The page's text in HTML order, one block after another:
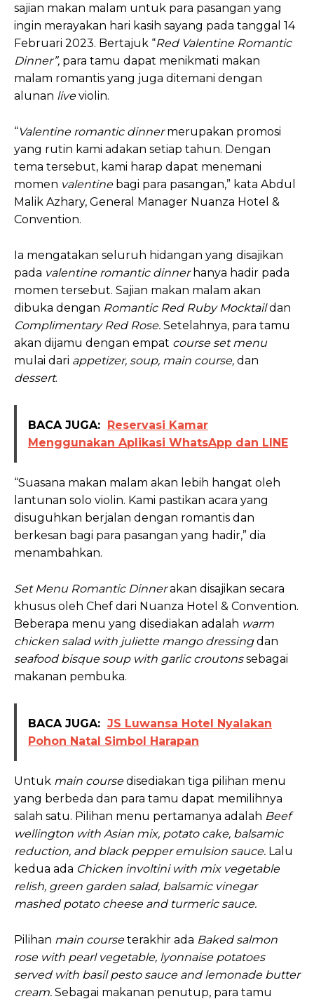
sajian makan malam untuk para pasangan yang
ingin merayakan hari kasih sayang pada tanggal 14
Februari 2023. Bertajuk “Red Valentine Romantic
Dinner”, para tamu dapat menikmati makan
malam romantis yang juga ditemani dengan
alunan liveviolin.
“Valentine romantic dinnermerupakan promosi
yang rutin kami adakan setiap tahun. Dengan
tema tersebut, kami harap dapat menemani
momen valentinebagi para pasangan,” kata Abdul
Malik Azhary, General Manager Nuanza Hotel &
Convention.
Ia mengatakan seluruh hidangan yang disajikan
pada valentine romantic dinner hanya hadir pada
momen tersebut. Sajian makan malam akan
dibuka dengan Romantic Red Ruby Mocktaildan
Complimentary Red Rose. Setelahnya, para tamu
akan dijamu dengan empat course set menu
mulai dari appetizer, soup, main course, dan
dessert.
BACA JUGA:
Reservasi Kamar
Menggunakan Aplikasi WhatsApp dan LINE
“Suasana makan malam akan lebih hangat oleh
lantunan solo violin. Kami pastikan acara yang
disuguhkan berjalan dengan romantis dan
berkesan bagi para pasangan yang hadir,” dia
menambahkan.
Set Menu Romantic Dinnerakan disajikan secara
khusus oleh Chef dari Nuanza Hotel & Convention.
Beberapa menu yang disediakan adalah warm
chicken salad with juliette mango dressingdan
seafood bisque soup with garlic croutonssebagai
makanan pembuka.
BACA JUGA: JS Luwansa Hotel Nyalakan
Pohon Natal Simbol Harapan
Untuk main coursedisediakan tiga pilihan menu
yang berbeda dan para tamu dapat memilihnya
salah satu. Pilihan menu pertamanya adalah Beef
wellington with Asian mix, potato cake, balsamic
reduction, and black pepper emulsion sauce. Lalu
kedua ada Chicken involtini with mix vegetable
relish, green garden salad, balsamic vinegar
mashed potato cheese and turmeric sauce.
Pilihan main courseterakhir ada Baked salmon
rose with pearl vegetable, lyonnaise potatoes
served with basil pesto sauce and lemonade butter
cream. Sebagai makanan penutup, para tamu